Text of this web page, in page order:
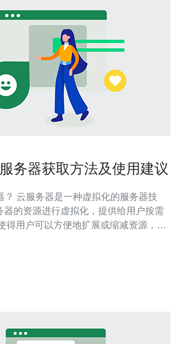
务器获取方法及使用建议
器技
器的资源进行虚拟化，提供给用户按需